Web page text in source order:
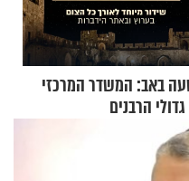
באב: המשדר המרכזי
הרבנים